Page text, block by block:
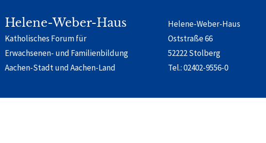
Helene-Weber-Haus
Katholisches Forum für
Erwachsenen- und Familienbildung
Aachen-Stadt und Aachen-Land
Helene-Weber-Haus
Oststraße 66
52222 Stolberg
Tel.:02402-9556-0